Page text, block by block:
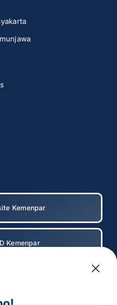
Kemenpar
Kemenpar